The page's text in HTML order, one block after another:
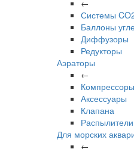
←
Системы
Баллоны
Диффузоры
Редукторы
Аэраторы
←
Компрессоры
Аксессуары
Клапана
Распылители
Для морских
←